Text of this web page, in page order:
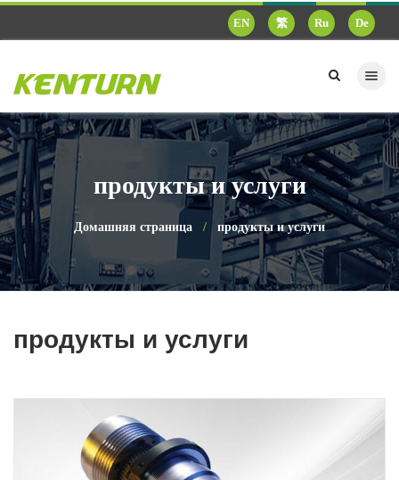
EN 繁 Ru De
продукты и услуги
Домашняя страница продукты и услуги
продукты и услуги